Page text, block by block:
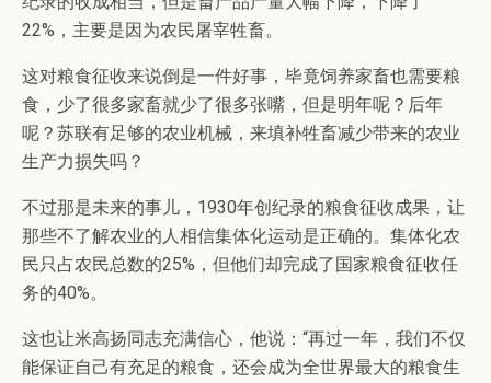
22%，主要是因为农民屠宰牲畜。
这对粮食征收来说倒是一件好事，毕竟饲养家畜也需要粮
食，少了很多家畜就少了很多张嘴，但是明年呢？后年
呢？苏联有足够的农业机械，来填补牲畜减少带来的农业
生产力损失吗？
不过那是未来的事儿，1930年创纪录的粮食征收成果，让
那些不了解农业的人相信集体化运动是正确的。集体化农
民只占农民总数的25%，但他们却完成了国家粮食征收任
务的40%。
这也让米高扬同志充满信心，他说：“再过一年，我们不仅
能保证自己有充足的粮食，还会成为全世界最大的粮食生